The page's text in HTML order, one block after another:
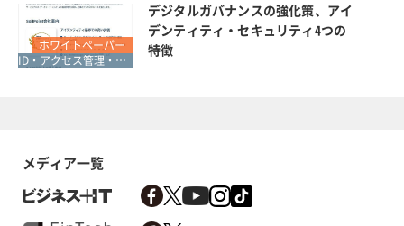
ホワイトペーパー
ID・アクセス管理・認証
デジタルガバナンスの強化策、アイ
デンティティ・セキュリティ4つの
特徴
メディア一覧